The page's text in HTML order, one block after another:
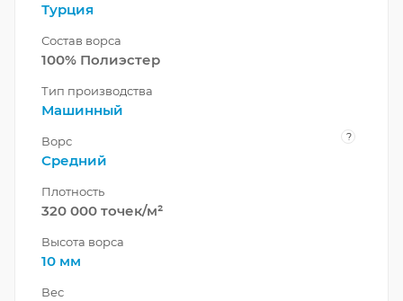
Турция
Состав ворса
100% Полиэстер
Тип производства
Машинный
Ворс ?
Средний
Плотность
320 000 точек/м²
Высота ворса
10 мм
Вес